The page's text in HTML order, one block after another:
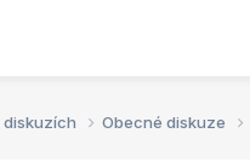
Obecné diskuze